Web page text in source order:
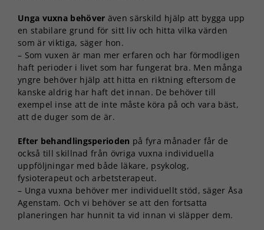
Unga vuxna behöver även särskild hjälp att bygga upp
en stabilare grund för sitt liv och hitta vilka värden
som är viktiga, säger hon.
– Som vuxen är man mer erfaren och har förmodligen
haft perioder i livet som har fungerat bra. Men många
yngre behöver hjälp att hitta en riktning eftersom de
kanske aldrig har haft det innan. De behöver till
exempel inse att de inte måste köra på och vara bäst,
att de duger som de är.
Efter behandlingsperioden på fyra månader får de
också till skillnad från övriga vuxna individuella
uppföljningar med både läkare, psykolog,
fysioterapeut och arbetsterapeut.
– Unga vuxna behöver mer individuellt stöd, säger Åsa
Agenstam. Och vi behöver se att den fortsatta
planeringen har hunnit ta vid innan vi släpper dem.